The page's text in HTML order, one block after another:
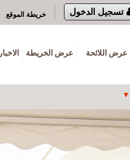
تسجيل الدخول خريطة الموقع
عرض اللائحة عرض الخريطة